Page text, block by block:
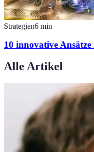
Strategien6 min
10 innovative
Alle Artikel